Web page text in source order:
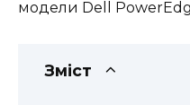
модели Dell
Зміст